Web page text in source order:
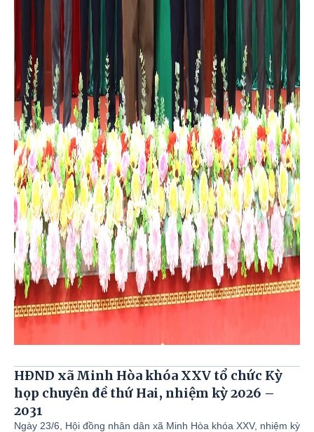
HĐND xã Minh Hòa khóa XXV tổ chức Kỳ
họp chuyên đề thứ Hai, nhiệm kỳ 2026 –
2031
Ngày 23/6, Hội đồng nhân dân xã Minh Hòa khóa XXV, nhiệm kỳ